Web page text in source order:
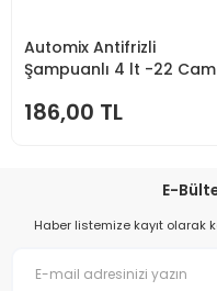
Automix Antifrizli
Şampuanlı 4 lt -22 Cam
186,00 TL
E-
Haber listemize kayıt